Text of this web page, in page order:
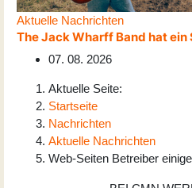
Aktuelle Nachrichten
The Jack Wharff Band hat ein
07. 08. 2026
Aktuelle Seite:
Startseite
Nachrichten
Aktuelle Nachrichten
Web-Seiten Betreiber